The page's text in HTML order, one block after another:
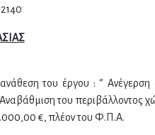
του έργου : ‘’ Ανέγερση
του περιβάλλοντος
€, πλέον του Φ.Π.Α.